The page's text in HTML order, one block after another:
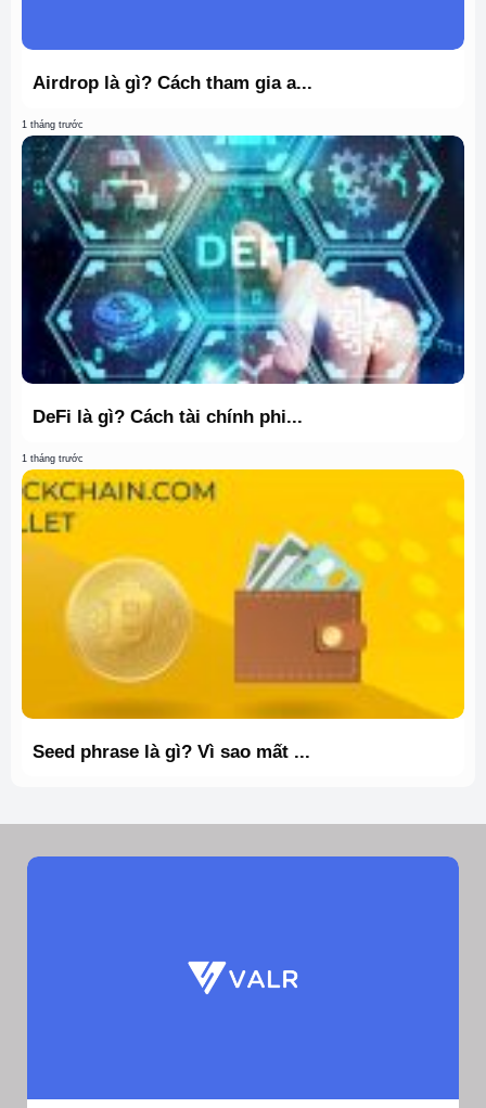
Airdrop là gì? Cách tham gia a...
1 tháng trước
DeFi là gì? Cách tài chính phi...
1 tháng trước
Seed phrase là gì? Vì sao mất ...